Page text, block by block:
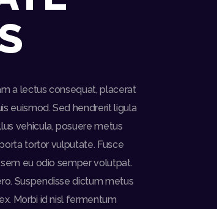
a lectus consequat, placerat
euismod. Sed hendrerit ligula
vehicula, posuere metus
tortor vulputate. Fusce
eu odio semper volutpat.
Suspendisse dictum metus
Morbi id nisl fermentum